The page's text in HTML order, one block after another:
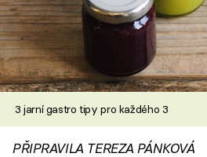
3 jarní gastro tipy pro každého 3
PŘIPRAVILA TEREZA PÁNKOVÁ